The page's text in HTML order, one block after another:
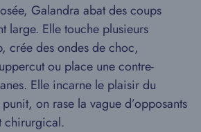
Galandra abat des coups
large. Elle touche plusieurs
crée des ondes de choc,
ou place une contre-
Elle incarne le plaisir du
on rase la vague d’opposants
chirurgical.